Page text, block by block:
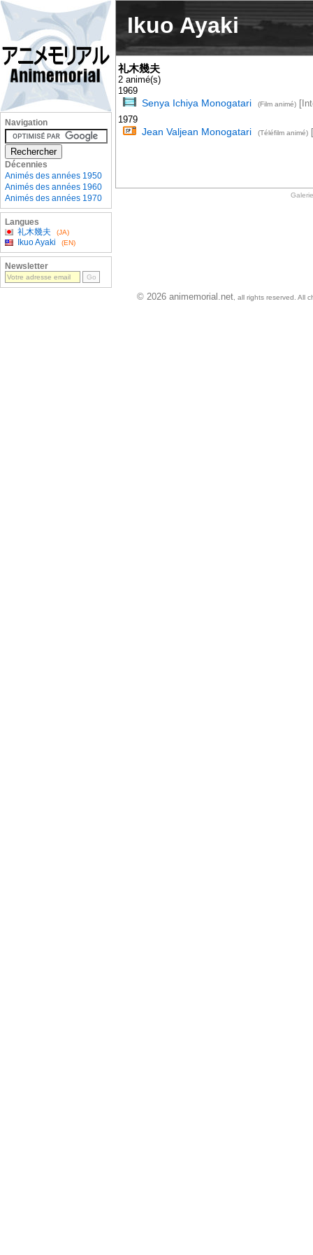
Ikuo Ayaki
礼木幾夫
2 animé(s)
1969
Senya Ichiya Monogatari (Film animé)
1979
Jean Valjean Monogatari (Téléfilm animé)
Galerie
Navigation
Décennies
Animés des années 1950
Animés des années 1960
Animés des années 1970
Langues
礼木幾夫
(JA)
Ikuo Ayaki (EN)
Newsletter
© 2026 animemorial.net , all rights reserved. All